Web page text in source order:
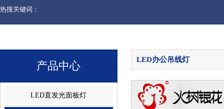
热搜关键词：
产品中心
LED直发光面板灯
LED办公吊线灯